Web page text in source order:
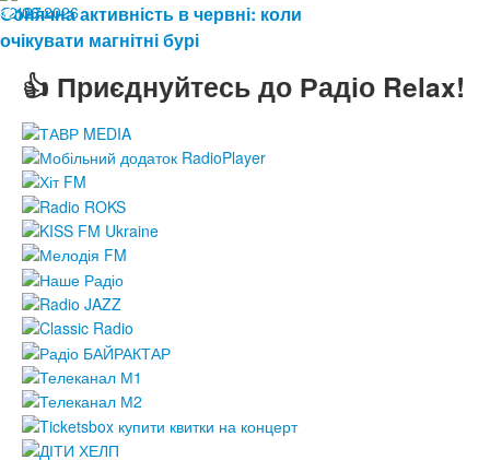
12.06.2026
127
Сонячна активність в червні: коли
очікувати магнітні бурі
👍 Приєднуйтесь до Радіо Relax!